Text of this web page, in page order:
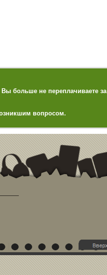
больше не переплачиваете за
вопросом.